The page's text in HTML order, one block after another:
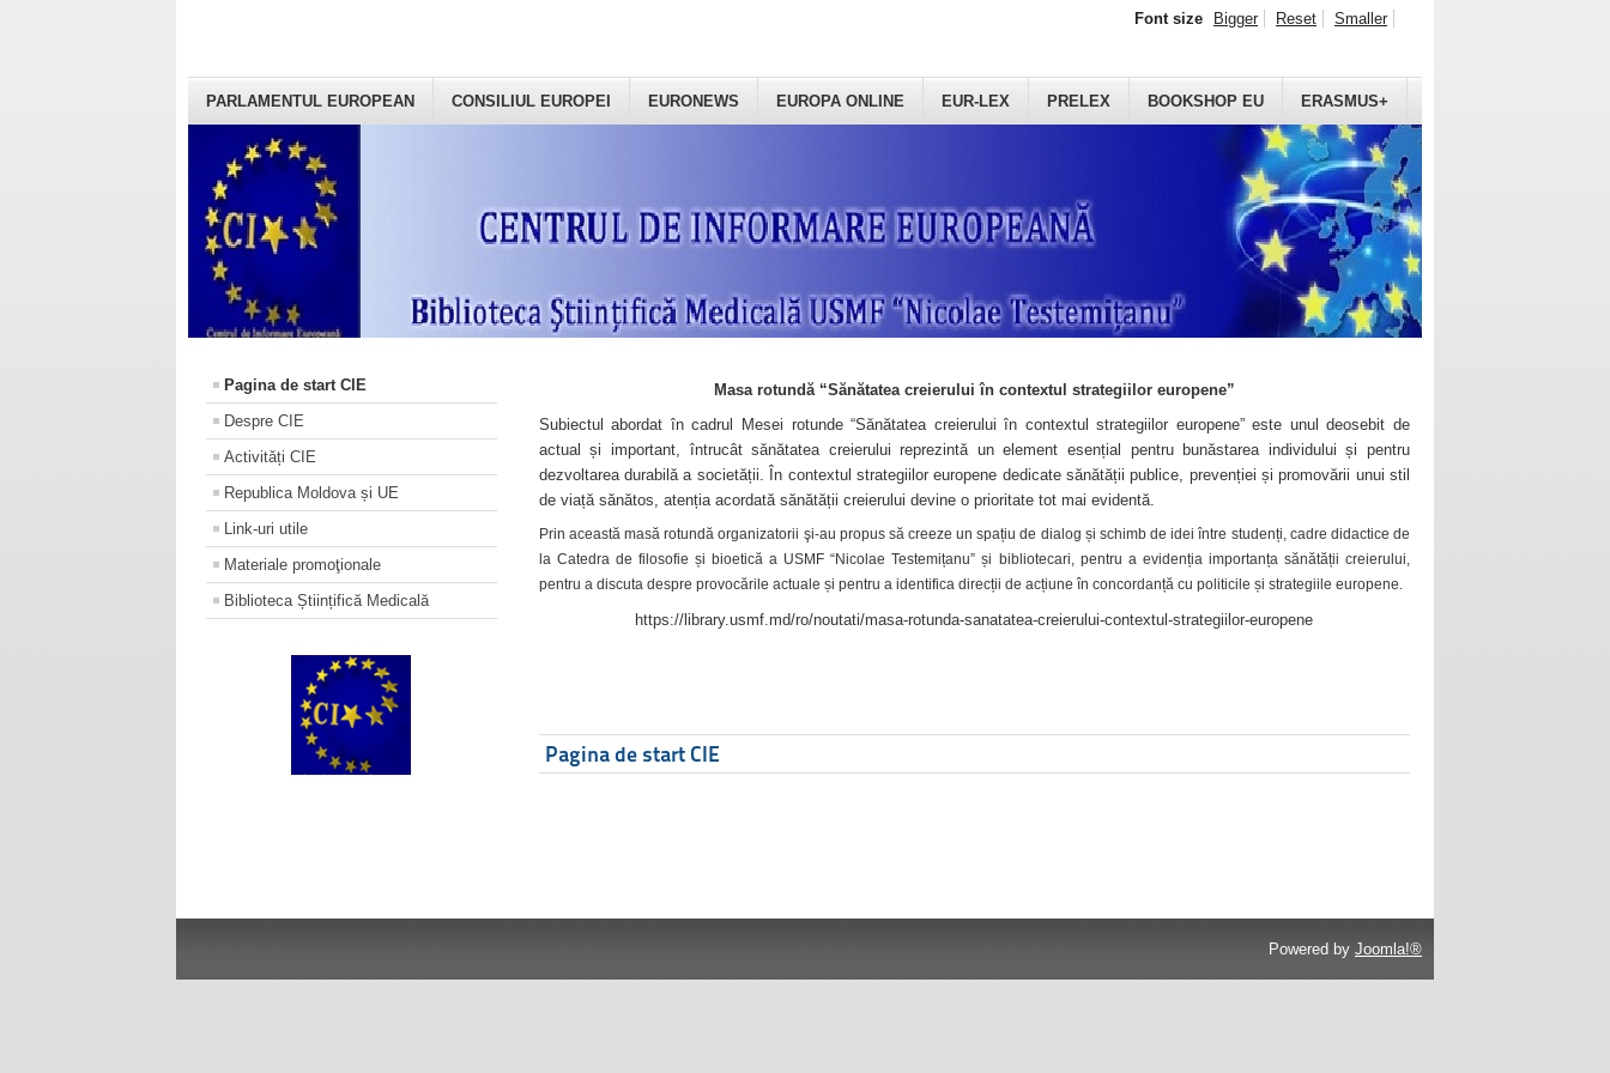
PARLAMENTUL EUROPEAN CONSILIUL EUROPEI EURONEWS EUROPA ONLINE EUR-LEX PRELEX BOOKSHOP EU ERASMUS+
Font size Bigger Reset Smaller
Pagina de start CIE
Despre CIE
Activități CIE
Republica Moldova și UE
Link-uri utile
Materiale promoţionale
Biblioteca Științifică Medicală
Masa rotundă “Sănătatea creierului în contextul strategiilor europene”
Subiectul abordat în cadrul Mesei rotunde “Sănătatea creierului în contextul strategiilor europene” este unul deosebit de
actual și important, întrucât sănătatea creierului reprezintă un element esențial pentru bunăstarea individului și pentru
dezvoltarea durabilă a societății. În contextul strategiilor europene dedicate sănătății publice, prevenției și promovării unui stil
de viață sănătos, atenția acordată sănătății creierului devine o prioritate tot mai evidentă.
Prin această masă rotundă organizatorii şi-au propus să creeze un spațiu de dialog și schimb de idei între studenți, cadre didactice de
la Catedra de filosofie și bioetică a USMF “Nicolae Testemițanu” și bibliotecari, pentru a evidenția importanța sănătății creierului,
pentru a discuta despre provocările actuale și pentru a identifica direcții de acțiune în concordanță cu politicile și strategiile europene.
https://library.usmf.md/ro/noutati/masa-rotunda-sanatatea-creierului-contextul-strategiilor-europene
Pagina de start CIE
Powered by Joomla!®